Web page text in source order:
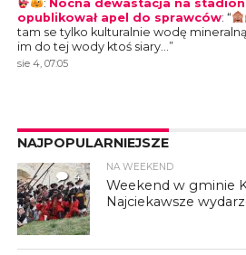
: Nocna dewastacja na
opublikował apel do sprawców: “
tam se tylko kulturalnie wodę
im do tej wody ktoś siary… ”
sie 4, 07:05
NAJPOPULARNIEJSZE
4
NA WEEKEND
Weekend w gminie
Najciekawsze